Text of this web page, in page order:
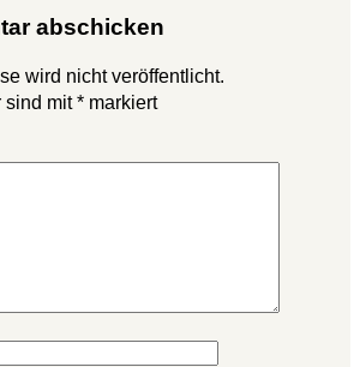
abschicken
wird nicht veröffentlicht.
sind mit* markiert